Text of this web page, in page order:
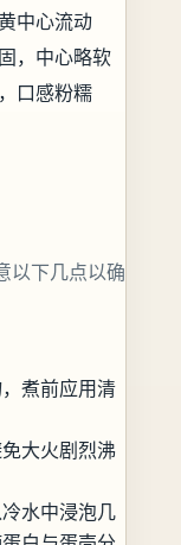
中心流动
，中心略软
口感粉糯
以下几点以确
煮前应用清
大火剧烈沸
水中浸泡几